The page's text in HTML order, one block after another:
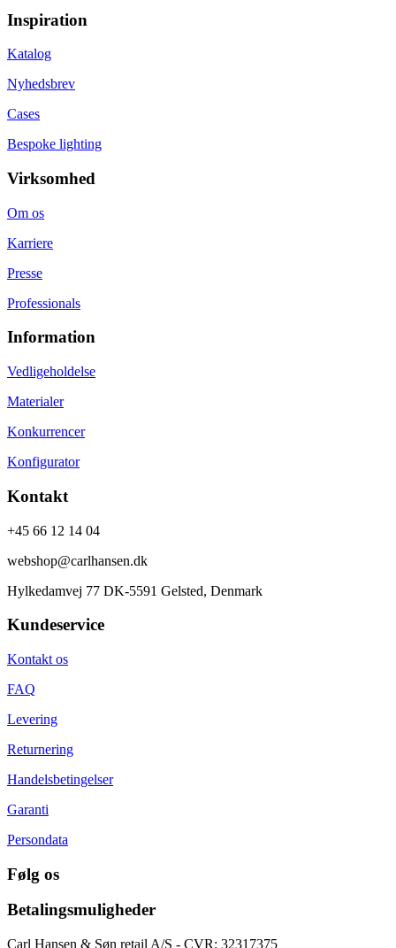
Inspiration
Katalog
Nyhedsbrev
Cases
Bespoke lighting
Virksomhed
Om os
Karriere
Presse
Professionals
Information
Vedligeholdelse
Materialer
Konkurrencer
Konfigurator
Kontakt
+45 66 12 14 04
webshop@carlhansen.dk
Hylkedamvej 77 DK-5591 Gelsted, Denmark
Kundeservice
Kontakt os
FAQ
Levering
Returnering
Handelsbetingelser
Garanti
Persondata
Følg os
Betalingsmuligheder
Carl Hansen & Søn retail A/S - CVR: 32317375